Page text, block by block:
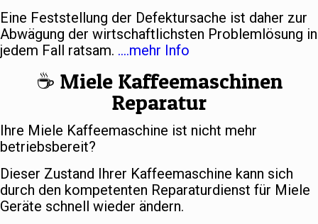
Eine Feststellung der Defektursache ist daher zur
Abwägung der wirtschaftlichsten Problemlösung in
jedem Fall ratsam. ….mehr Info
☕️ Miele Kaffeemaschinen
Reparatur
Ihre Miele Kaffeemaschine ist nicht mehr
betriebsbereit?
Dieser Zustand Ihrer Kaffeemaschine kann sich
durch den kompetenten Reparaturdienst für Miele
Geräte schnell wieder ändern.